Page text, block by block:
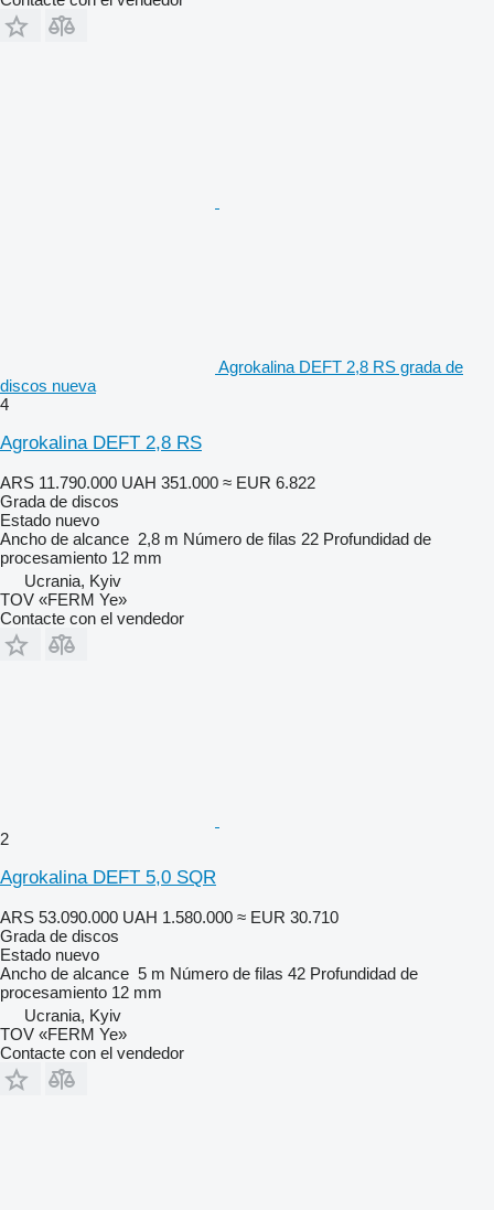
Agrokalina DEFT 2,8 RS grada de
discos nueva
4
Agrokalina DEFT 2,8 RS
ARS 11.790.000 UAH 351.000 ≈ EUR 6.822
Grada de discos
Estado nuevo
Ancho de alcance 2,8 m Número de filas 22 Profundidad de
procesamiento 12 mm
Ucrania, Kyiv
TOV «FERM Ye»
Contacte con el vendedor
2
Agrokalina DEFT 5,0 SQR
ARS 53.090.000 UAH 1.580.000 ≈ EUR 30.710
Grada de discos
Estado nuevo
Ancho de alcance 5 m Número de filas 42 Profundidad de
procesamiento 12 mm
Ucrania, Kyiv
TOV «FERM Ye»
Contacte con el vendedor